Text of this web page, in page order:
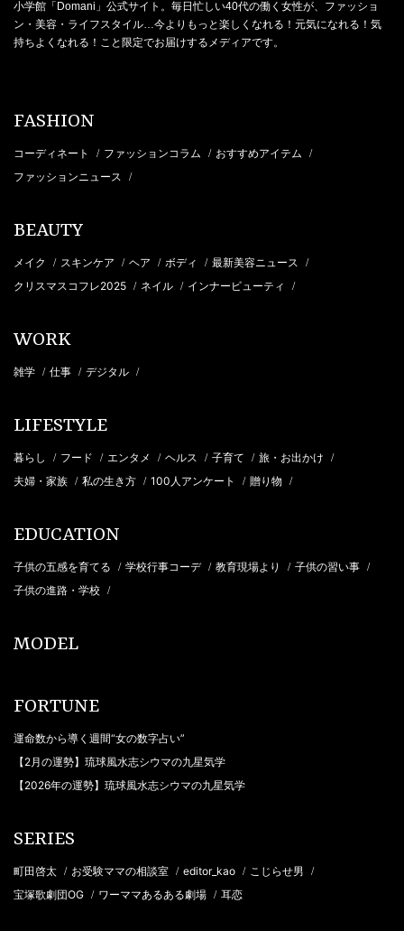
小学館「Domani」公式サイト。毎日忙しい40代の働く女性が、ファッショ
ン・美容・ライフスタイル…今よりもっと楽しくなれる！元気になれる！気
持ちよくなれる！こと限定でお届けするメディアです。
FASHION
コーディネート / ファッションコラム / おすすめアイテム /
ファッションニュース /
BEAUTY
メイク / スキンケア / ヘア / ボディ / 最新美容ニュース /
クリスマスコフレ2025 / ネイル / インナービューティ /
WORK
雑学 / 仕事 / デジタル /
LIFESTYLE
暮らし / フード / エンタメ / ヘルス / 子育て / 旅・お出かけ /
夫婦・家族 / 私の生き方 / 100人アンケート / 贈り物 /
EDUCATION
子供の五感を育てる / 学校行事コーデ / 教育現場より / 子供の習い事 /
子供の進路・学校 /
MODEL
FORTUNE
運命数から導く週間“女の数字占い”
【2月の運勢】琉球風水志シウマの九星気学
【2026年の運勢】琉球風水志シウマの九星気学
SERIES
町田啓太 / お受験ママの相談室 / editor_kao / こじらせ男 /
宝塚歌劇団OG / ワーママあるある劇場 / 耳恋